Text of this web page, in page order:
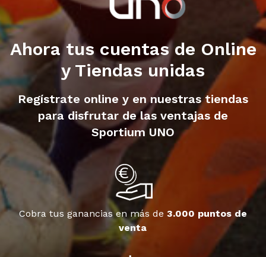
Ahora tus cuentas de Online
y Tiendas unidas
Regístrate online y en nuestras tiendas
para disfrutar de las ventajas de
Sportium UNO
Cobra tus ganancias en más de 3.000 puntos de
venta